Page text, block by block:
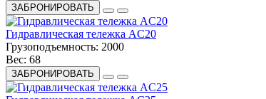
ЗАБРОНИРОВАТЬ
Гидравлическая тележка AC20
Грузоподъемность: 2000
Вес: 68
ЗАБРОНИРОВАТЬ